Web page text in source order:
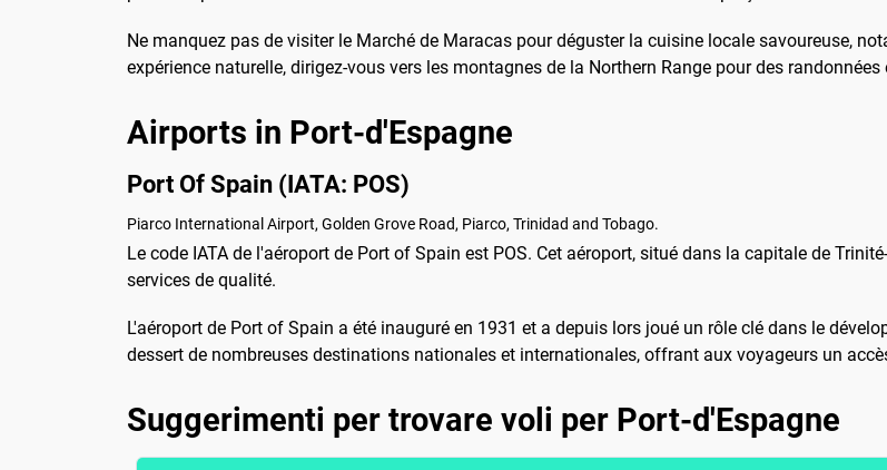
Ne manquez pas de visiter le Marché de Maracas pour déguster la cuisine locale savoureuse,
expérience naturelle, dirigez-vous vers les montagnes de la Northern Range pour des
Airports in Port-d'Espagne
Port Of Spain (IATA: POS)
Piarco International Airport, Golden Grove Road, Piarco, Trinidad and Tobago.
Le code IATA de l'aéroport de Port of Spain est POS. Cet aéroport, situé dans la capitale de
services de qualité.
L'aéroport de Port of Spain a été inauguré en 1931 et a depuis lors joué un rôle clé dans le
dessert de nombreuses destinations nationales et internationales, offrant aux voyageurs un
Suggerimenti per trovare voli per Port-d'Espagne